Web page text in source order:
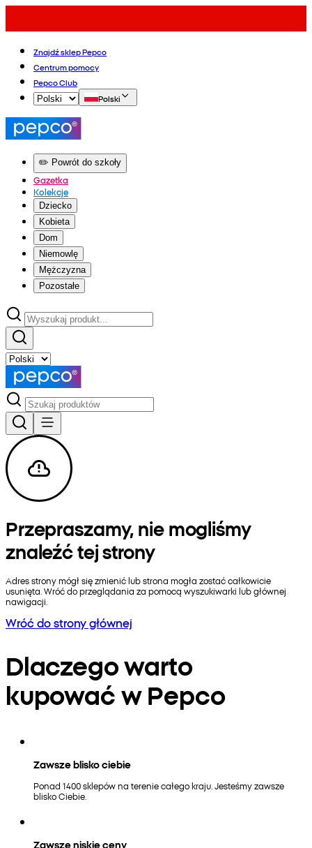
Znajdź sklep Pepco
Centrum pomocy
Pepco Club
Polski
✏️ Powrót do szkoły
Gazetka
Kolekcje
Dziecko
Kobieta
Dom
Niemowlę
Mężczyzna
Pozostałe
Przepraszamy, nie mogliśmy
znaleźć tej strony
Adres strony mógł się zmienić lub strona mogła zostać całkowicie
usunięta. Wróć do przeglądania za pomocą wyszukiwarki lub głównej
nawigacji.
Wróć do strony głównej
Dlaczego warto
kupować w Pepco
Zawsze blisko ciebie
Ponad 1400 sklepów na terenie całego kraju. Jesteśmy zawsze
blisko Ciebie.
Zawsze niskie ceny